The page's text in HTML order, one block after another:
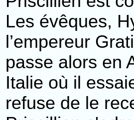
Les évêques,
l’empereur
passe alors en
Italie où il
refuse de le